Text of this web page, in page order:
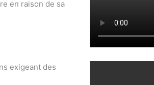
en raison de sa
exigeant des